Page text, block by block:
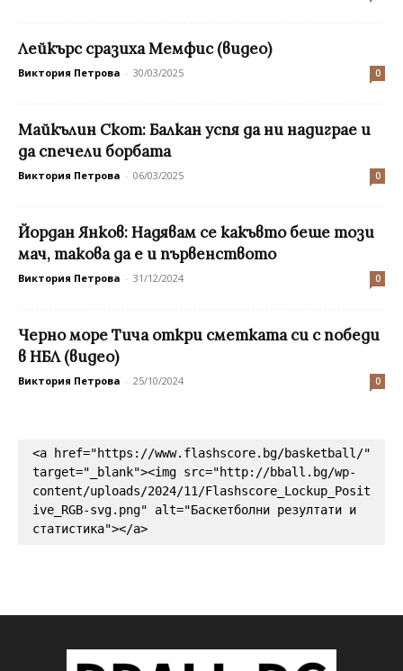
Лейкърс сразиха Мемфис (видео)
Виктория Петрова - 30/03/2025 0
Майкълин Скот: Балкан успя да ни надиграе и
да спечели борбата
Виктория Петрова - 06/03/2025 0
Йордан Янков: Надявам се какъвто беше този
мач, такова да е и първенството
Виктория Петрова - 31/12/2024 0
Черно море Тича откри сметката си с победи
в НБЛ (видео)
Виктория Петрова - 25/10/2024 0
<a href="https://www.flashscore.bg/basketball/"
target="_blank"><img src="http://bball.bg/wp-
content/uploads/2024/11/Flashscore_Lockup_Posit
ive_RGB-svg.png" alt="Баскетболни резултати и
статистика"></a>